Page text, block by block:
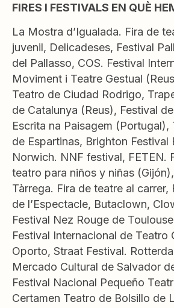
FIRES I FESTIVALS EN QUÈ
La Mostra d’Igualada. Fira de
juvenil, Delicadeses, Festival
del Pallasso, COS. Festival
Moviment i Teatre Gestual
Teatro de Ciudad Rodrigo,
de Catalunya (Reus), Festival
Escrita na Paisagem (Portugal),
de Espartinas, Brighton Festival
Norwich. NNF festival, FETEN.
teatro para niños y niñas
Tàrrega. Fira de teatre al carrer,
de l’Espectacle, Butaclown,
Festival Nez Rouge de
Festival Internacional de Teatro
Oporto, Straat Festival.
Mercado Cultural de Salvador
Festival Nacional Pequeño
Certamen Teatro de Bolsillo de